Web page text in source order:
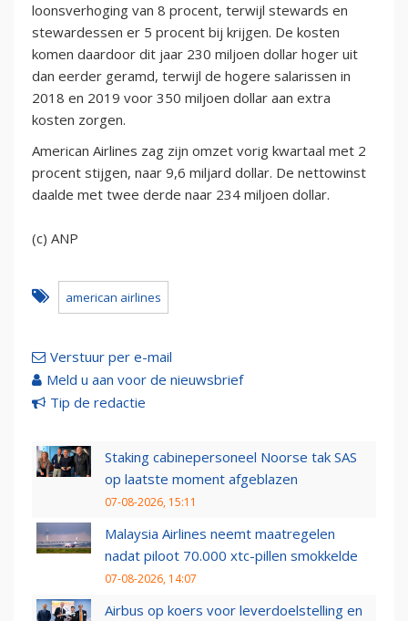
loonsverhoging van 8 procent, terwijl stewards en
stewardessen er 5 procent bij krijgen. De kosten
komen daardoor dit jaar 230 miljoen dollar hoger uit
dan eerder geramd, terwijl de hogere salarissen in
2018 en 2019 voor 350 miljoen dollar aan extra
kosten zorgen.
American Airlines zag zijn omzet vorig kwartaal met 2
procent stijgen, naar 9,6 miljard dollar. De nettowinst
daalde met twee derde naar 234 miljoen dollar.
(c) ANP
american airlines
Verstuur per e-mail
Meld u aan voor de nieuwsbrief
Tip de redactie
Staking cabinepersoneel Noorse tak SAS
op laatste moment afgeblazen
07-08-2026, 15:11
Malaysia Airlines neemt maatregelen
nadat piloot 70.000 xtc-pillen smokkelde
07-08-2026, 14:07
Airbus op koers voor leverdoelstelling en